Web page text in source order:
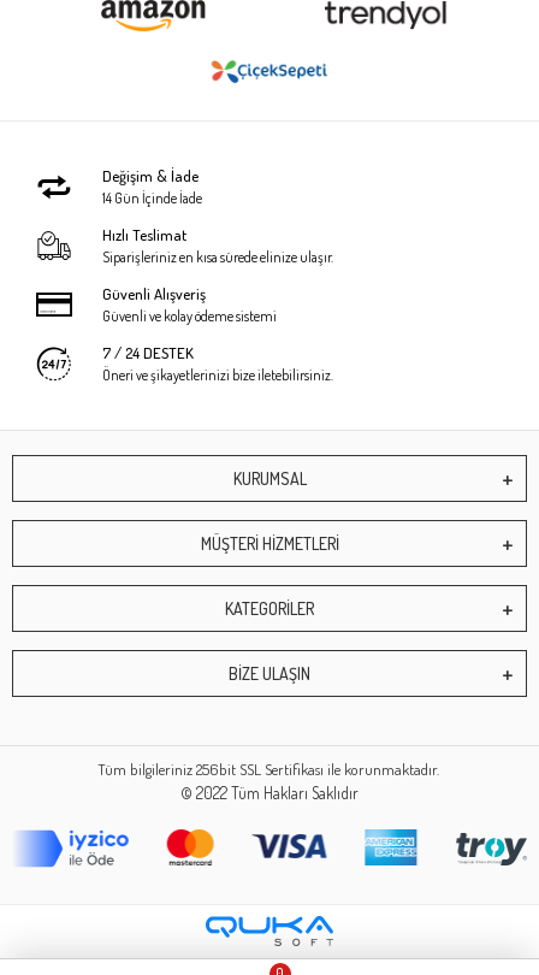
Değişim & İade
14 Gün İçinde İade
Hızlı Teslimat
Siparişleriniz en kısa sürede elinize ulaşır.
Güvenli Alışveriş
Güvenli ve kolay ödeme sistemi
7 / 24 DESTEK
Öneri ve şikayetlerinizi bize iletebilirsiniz.
KURUMSAL
MÜŞTERİ HİZMETLERİ
KATEGORİLER
BİZE ULAŞIN
Tüm bilgileriniz 256bit SSL Sertifikası ile korunmaktadır.
© 2022Tüm Hakları Saklıdır